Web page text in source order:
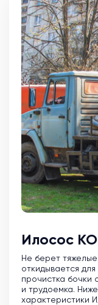
Илосос КО
Не берет
откидывается
прочистка бочки
и трудоемка.
характеристики